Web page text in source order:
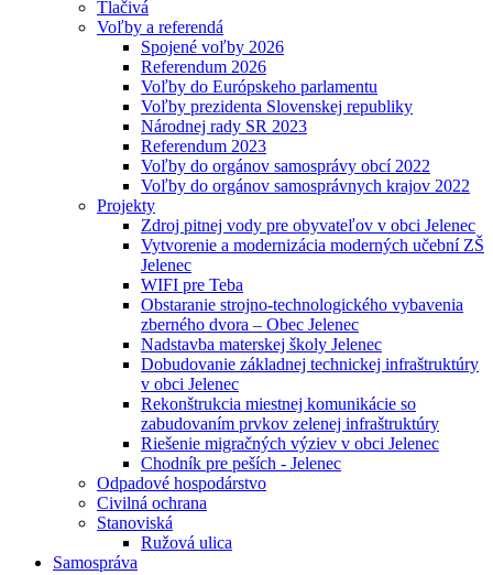
Tlačivá
Voľby a referendá
Spojené voľby 2026
Referendum 2026
Voľby do Európskeho parlamentu
Voľby prezidenta Slovenskej republiky
Národnej rady SR 2023
Referendum 2023
Voľby do orgánov samosprávy obcí 2022
Voľby do orgánov samosprávnych krajov 2022
Projekty
Zdroj pitnej vody pre obyvateľov v obci Jelenec
Vytvorenie a modernizácia moderných učební ZŠ
Jelenec
WIFI pre Teba
Obstaranie strojno-technologického vybavenia
zberného dvora – Obec Jelenec
Nadstavba materskej školy Jelenec
Dobudovanie základnej technickej infraštruktúry
v obci Jelenec
Rekonštrukcia miestnej komunikácie so
zabudovaním prvkov zelenej infraštruktúry
Riešenie migračných výziev v obci Jelenec
Chodník pre peších - Jelenec
Odpadové hospodárstvo
Civilná ochrana
Stanoviská
Ružová ulica
Samospráva